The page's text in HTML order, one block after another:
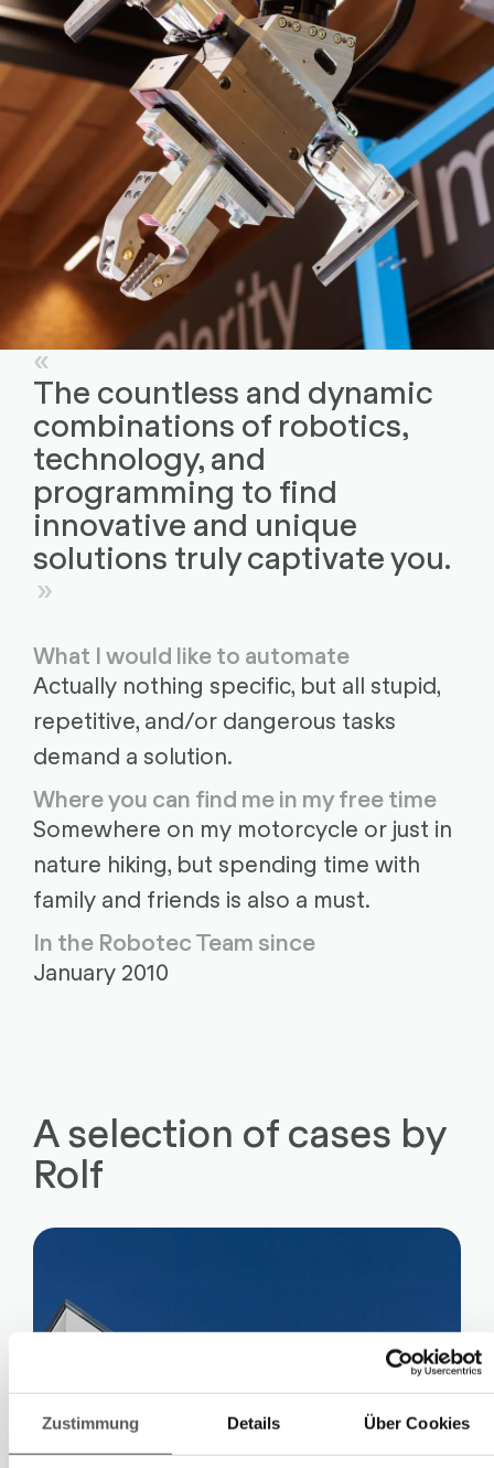
Zustimmung Details Über Cookies
The countless and dynamic
combinations of robotics,
technology, and
programming to find
innovative and unique
solutions truly captivate you.
What I would like to automate
Actually nothing specific, but all stupid,
repetitive, and/or dangerous tasks
demand a solution.
Where you can find me in my free time
Somewhere on my motorcycle or just in
nature hiking, but spending time with
family and friends is also a must.
In the Robotec Team since
January 2010
A selection of cases by
Rolf